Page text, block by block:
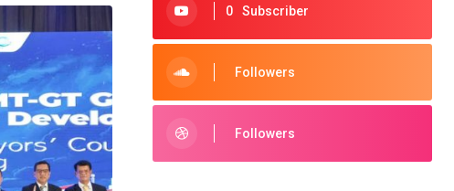
0 Subscriber
Followers
Followers